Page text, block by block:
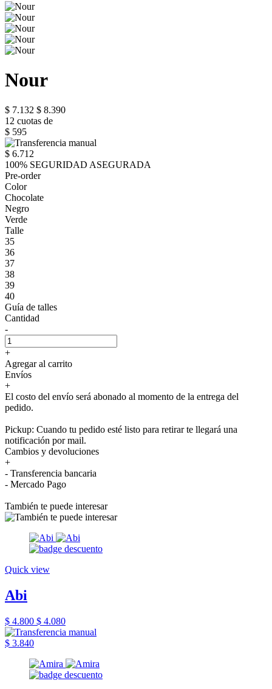
Nour
$ 7.132 $ 8.390
12 cuotas de
$ 595
$ 6.712
100% SEGURIDAD ASEGURADA
Pre-order
Color
Chocolate
Negro
Verde
Talle
35
36
37
38
39
40
Guía de talles
Cantidad
-
+
Agregar al carrito
Envíos
+
El costo del envío será abonado al momento de la entrega del
pedido.
Pickup: Cuando tu pedido esté listo para retirar te llegará una
notificación por mail.
Cambios y devoluciones
+
- Transferencia bancaria
- Mercado Pago
También te puede interesar
Quick view
Abi
$ 4.800 $ 4.080
$ 3.840